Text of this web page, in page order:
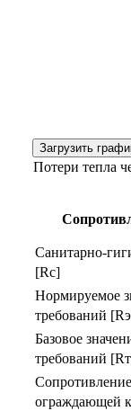
Загрузить
Потери тепла
Санитарно-
[Rс]
Нормируемое
требований
Базовое
требований
ограждающей